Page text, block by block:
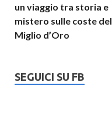
un viaggio tra storia e
mistero sulle coste del
Miglio d’Oro
SEGUICI SU FB